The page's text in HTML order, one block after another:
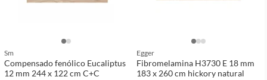
Sm
Compensado fenólico Eucaliptus
12 mm 244 x 122 cm C+C
Egger
Fibromelamina H3730 E 18 mm
183 x 260 cm hickory natural